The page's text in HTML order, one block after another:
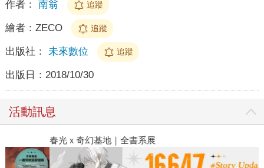
作者： 南翁 追蹤
繪者： ZECO 追蹤
出版社： 未來數位 追蹤
出版日： 2018/10/30
活動訊息
春光ｘ奇幻基地｜全書系展